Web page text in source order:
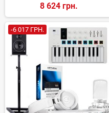
8 624 грн.
-6 017 ГРН.